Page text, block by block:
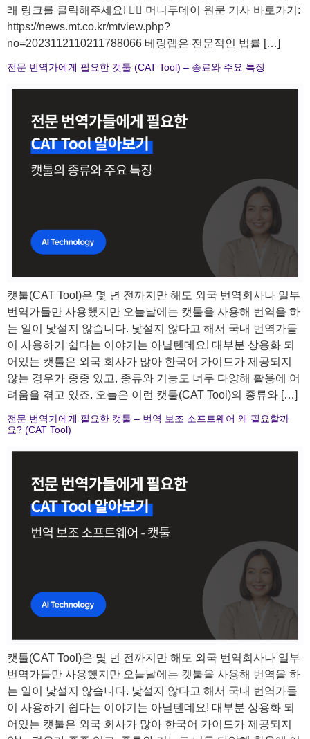
래 링크를 클릭해주세요! 🙋‍♀️ 머니투데이 원문 기사 바로가기:
https://news.mt.co.kr/mtview.php?
no=2023112110211788066 베링랩은 전문적인 법률 […]
전문 번역가에게 필요한 캣툴 (CAT Tool) – 종료와 주요 특징
캣툴(CAT Tool)은 몇 년 전까지만 해도 외국 번역회사나 일부
번역가들만 사용했지만 오늘날에는 캣툴을 사용해 번역을 하
는 일이 낯설지 않습니다. ​낯설지 않다고 해서 국내 번역가들
이 사용하기 쉽다는 이야기는 아닐텐데요! 대부분 상용화 되
어있는 캣툴은 외국 회사가 많아 한국어 가이드가 제공되지
않는 경우가 종종 있고, 종류와 기능도 너무 다양해 활용에 어
려움을 겪고 있죠. ​오늘은 이런 캣툴(CAT Tool)의 종류와 […]
전문 번역가에게 필요한 캣툴 – 번역 보조 소프트웨어 왜 필요할까
요? (CAT Tool)
캣툴(CAT Tool)은 몇 년 전까지만 해도 외국 번역회사나 일부
번역가들만 사용했지만 오늘날에는 캣툴을 사용해 번역을 하
는 일이 낯설지 않습니다. ​낯설지 않다고 해서 국내 번역가들
이 사용하기 쉽다는 이야기는 아닐텐데요! 대부분 상용화 되
어있는 캣툴은 외국 회사가 많아 한국어 가이드가 제공되지